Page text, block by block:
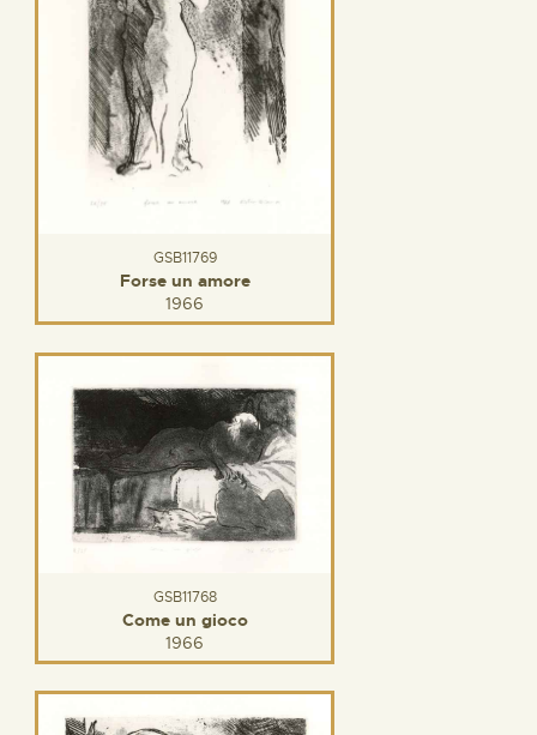
GSB11769
Forse un amore
1966
GSB11768
Come un gioco
1966